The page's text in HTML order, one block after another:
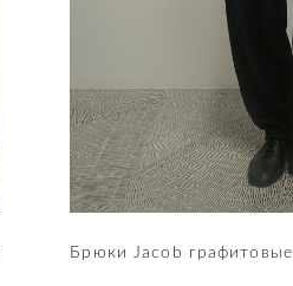
Брюки Jacob графитовые